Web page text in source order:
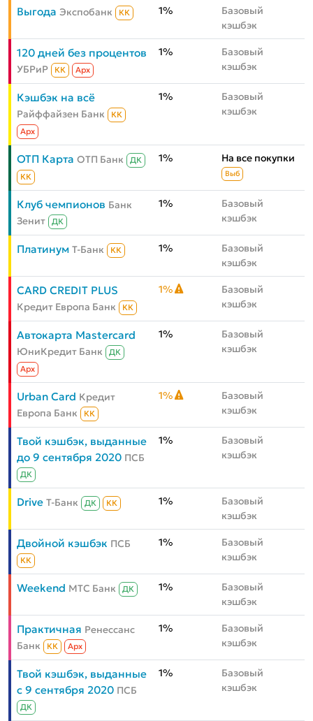
Выгода Экспобанк КК 1%
Базовый
кэшбэк
120 дней без процентов
УБРиР КК Aрх
1%
Базовый
кэшбэк
Кэшбэк на всё
Райффайзен Банк
КК
Aрх
1%
Базовый
кэшбэк
ОТП Карта ОТП Банк
ДК
КК
1% На все покупки
Выб
Клуб чемпионов Банк
Зенит
ДК
1%
Базовый
кэшбэк
Платинум Т-Банк КК 1%
Базовый
кэшбэк
CARD CREDIT PLUS
Кредит Европа Банк КК
1%
Базовый
кэшбэк
Автокарта Mastercard
ЮниКредит Банк
ДК
Aрх
1%
Базовый
кэшбэк
Urban Card Кредит
Европа Банк
КК
1%
Базовый
кэшбэк
Твой кэшбэк, выданные
до 9 сентября 2020 ПСБ
ДК
1%
Базовый
кэшбэк
Drive Т-Банк ДК КК 1%
Базовый
кэшбэк
Двойной кэшбэк ПСБ
КК
1%
Базовый
кэшбэк
Weekend МТС Банк ДК 1%
Базовый
кэшбэк
Практичная Ренессанс
Банк
КК Aрх
1%
Базовый
кэшбэк
Твой кэшбэк, выданные
с 9 сентября 2020 ПСБ
ДК
1%
Базовый
кэшбэк